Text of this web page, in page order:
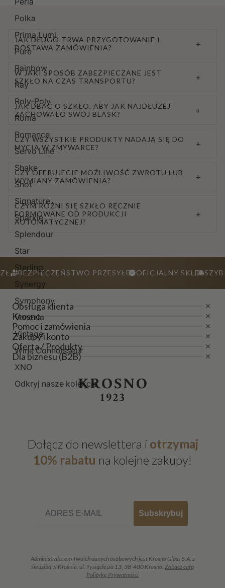
Polka
Prima Lumi
Pure
Rainbow
Ray
Roly-Poly
Roma
Romance
Servo Line
Shake
Shot
Signature
Sparkle
Splendour
Star
Sterling
Synergy
Symphony
Venezia
Vintage
Wine Connoisseur
XNO
Odkryj nasze kolekcje
JAK DŁUGO TRWA PRZYGOTOWANIE I
DOSTAWA ZAMÓWIENIA?
+
W JAKI SPOSÓB ZABEZPIECZANE JEST
SZKŁO NA CZAS TRANSPORTU?
+
JAK DBAĆ O SZKŁO, ABY JAK NAJDŁUŻEJ
ZACHOWAŁO SWÓJ BLASK?
+
CZY WSZYSTKIE PRODUKTY NADAJĄ SIĘ DO
MYCIA W ZMYWARCE?
+
CZY OFERUJECIE MOŻLIWOŚĆ ZWROTU LUB
WYMIANY ZAMÓWIENIA?
+
CZYM RÓŻNI SIĘ SZKŁO RĘCZNIE
FORMOWANE OD PRODUKCJI
AUTOMATYCZNEJ?
+
BEZPIECZEŃSTWO PRZESYŁEKOFICJALNY SKLEP
Obsługa klienta
Krosno
Pomoc i zamówienia
Zakupy i konto
Oferta / Produkty
Dla biznesu (B2B)
Dołącz do newslettera i otrzymaj
10% rabatu na kolejne zakupy!
Subskrybuj
Administratorem Twoich danych osobowych jest Krosno Glass S.A. z
siedzibą w Krośnie, ul. Tysiąclecia 13, 38-400 Krosno. Zobacz całą
Politykę Prywatności